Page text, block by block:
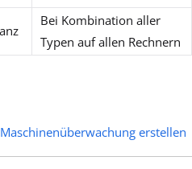
Bei Kombination aller
Typen auf allen Rechnern
erstellen